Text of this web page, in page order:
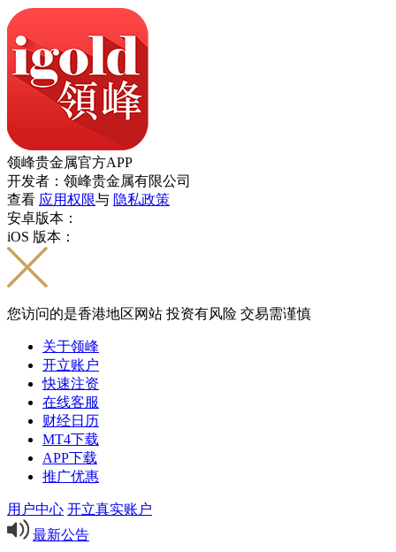
领峰贵金属官方APP
开发者：领峰贵金属有限公司
查看 应用权限与 隐私政策
安卓版本：
iOS 版本：
您访问的是香港地区网站 投资有风险 交易需谨慎
关于领峰
开立账户
快速注资
在线客服
财经日历
MT4下载
APP下载
推广优惠
用户中心 开立真实账户
最新公告